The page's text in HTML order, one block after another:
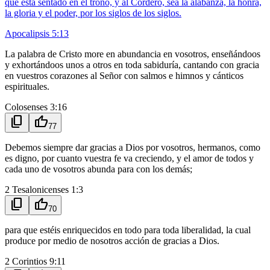
la gloria y el poder, por los siglos de los siglos.
Apocalipsis 5:13
La palabra de Cristo more en abundancia en vosotros, enseñándoos
y exhortándoos unos a otros en toda sabiduría, cantando con gracia
en vuestros corazones al Señor con salmos e himnos y cánticos
espirituales.
Colosenses 3:16
content_copy thumb_up77
Debemos siempre dar gracias a Dios por vosotros, hermanos, como
es digno, por cuanto vuestra fe va creciendo, y el amor de todos y
cada uno de vosotros abunda para con los demás;
2 Tesalonicenses 1:3
content_copy thumb_up70
para que estéis enriquecidos en todo para toda liberalidad, la cual
produce por medio de nosotros acción de gracias a Dios.
2 Corintios 9:11